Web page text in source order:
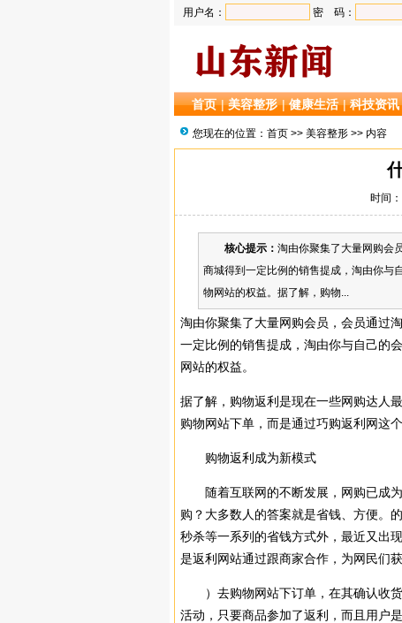
用户名： 密 码：
首页 |美容整形 |健康生活 |科技资讯
您现在的位置： 首页 >> 美容整形 >> 内容
时间
核心提示： 淘由你聚集了大量网购会
商城得到一定比例的销售提成，淘由你与
物网站的权益。据了解，购物...
淘由你聚集了大量网购会员，会员通过
一定比例的销售提成，淘由你与自己的
网站的权益。
据了解，购物返利是现在一些网购达人
购物网站下单，而是通过巧购返利网这
购物返利成为新模式
随着互联网的不断发展，网购已成为
购？大多数人的答案就是省钱、方便。
秒杀等一系列的省钱方式外，最近又出
是返利网站通过跟商家合作，为网民们获
）去购物网站下订单，在其确认收货
活动，只要商品参加了返利，而且用户